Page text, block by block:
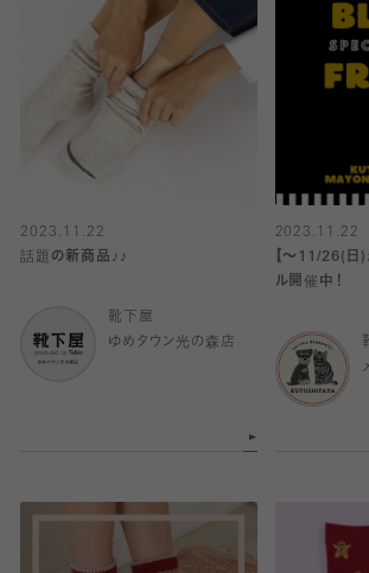
2023.11.22
話題の新商品♪♪
靴下屋
ゆめタウン光の森店
2023.11.22
【～11/26(日)
ル開催中！